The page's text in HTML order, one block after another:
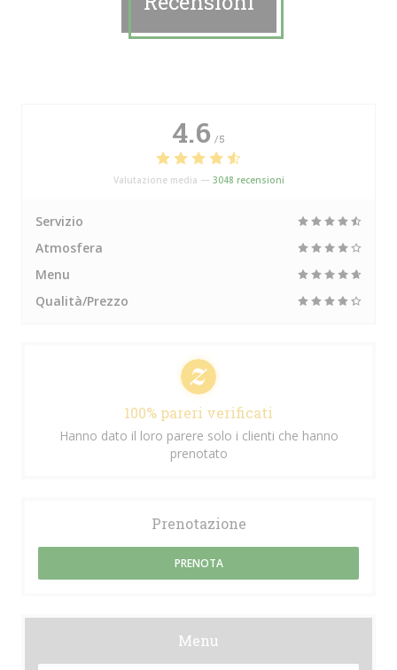
4.6 /5
Valutazione media — 3048 recensioni
Servizio
Atmosfera
Menu
Qualità/Prezzo
100% pareri verificati
Hanno dato il loro parere solo i clienti che hanno
prenotato
Prenotazione
PRENOTA
Menu